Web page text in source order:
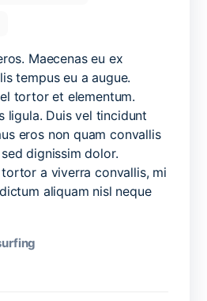
water-
sports
forecasting
Maecenas eu ex
tempus eu a augue.
tortor et elementum.
ligula. Duis vel tincidunt
eros non quam convallis
dignissim dolor.
a viverra convallis, mi
aliquam nisl neque